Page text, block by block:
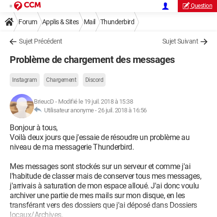
Question
Forum Applis & Sites Mail Thunderbird
Sujet Précédent Sujet Suivant
Problème de chargement des messages
Instagram Chargement Discord
BrieucD - Modifié le 19 juil. 2018 à 15:38
Utilisateur anonyme -26 juil. 2018 à 16:56
Bonjour à tous,
Voilà deux jours que j'essaie de résoudre un problème au
niveau de ma messagerie Thunderbird.
Mes messages sont stockés sur un serveur et comme j'ai
l'habitude de classer mais de conserver tous mes messages,
j'arrivais à saturation de mon espace alloué. J'ai donc voulu
archiver une partie de mes mails sur mon disque, en les
transférant vers des dossiers que j'ai déposé dans Dossiers
locaux/Archives.